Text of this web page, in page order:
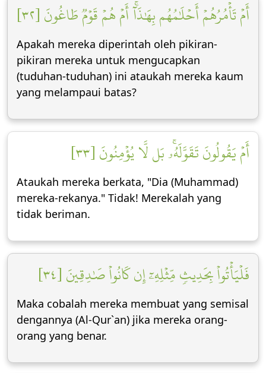
أَمۡ تَأۡمُرُهُمۡ أَحۡلَٰمُهُم بِهَٰذَآۚ أَمۡ هُمۡ قَوۡمٞ طَاغُونَ [٣٢]
Apakah mereka diperintah oleh pikiran-
pikiran mereka untuk mengucapkan
(tuduhan-tuduhan) ini ataukah mereka kaum
yang melampaui batas?
أَمۡ يَقُولُونَ تَقَوَّلَهُۥۚ بَل لَّا يُؤۡمِنُونَ [٣٣]
Ataukah mereka berkata, "Dia (Muhammad)
mereka-rekanya." Tidak! Merekalah yang
tidak beriman.
فَلۡيَأۡتُواْ بِحَدِيثٖ مِّثۡلِهِۦٓ إِن كَانُواْ صَٰدِقِينَ [٣٤]
Maka cobalah mereka membuat yang semisal
dengannya (Al-Qur`an) jika mereka orang-
orang yang benar.